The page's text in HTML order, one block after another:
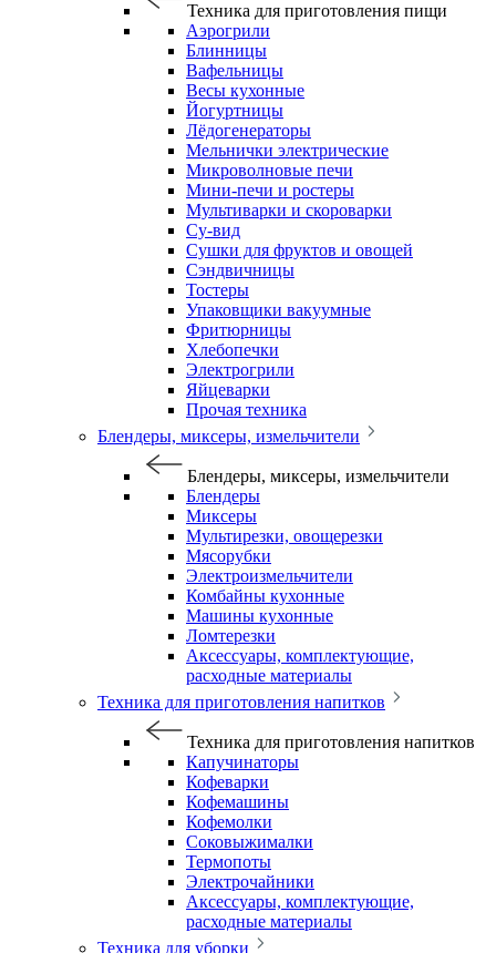
Техника для приготовления пищи
Аэрогрили
Блинницы
Вафельницы
Весы кухонные
Йогуртницы
Лёдогенераторы
Мельнички электрические
Микроволновые печи
Мини-печи и ростеры
Мультиварки и скороварки
Су-вид
Сушки для фруктов и овощей
Сэндвичницы
Тостеры
Упаковщики вакуумные
Фритюрницы
Хлебопечки
Электрогрили
Яйцеварки
Прочая техника
Блендеры, миксеры, измельчители
Блендеры, миксеры, измельчители
Блендеры
Миксеры
Мультирезки, овощерезки
Мясорубки
Электроизмельчители
Комбайны кухонные
Машины кухонные
Ломтерезки
Аксессуары, комплектующие,
расходные материалы
Техника для приготовления напитков
Техника для приготовления напитков
Капучинаторы
Кофеварки
Кофемашины
Кофемолки
Соковыжималки
Термопоты
Электрочайники
Аксессуары, комплектующие,
расходные материалы
Техника для уборки